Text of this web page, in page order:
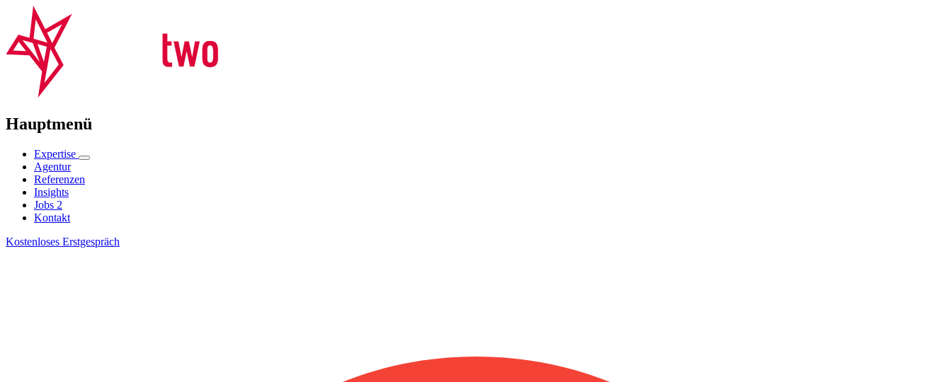
Hauptmenü
Expertise
Agentur
Referenzen
Insights
Jobs 2
Kontakt
Kostenloses Erstgespräch